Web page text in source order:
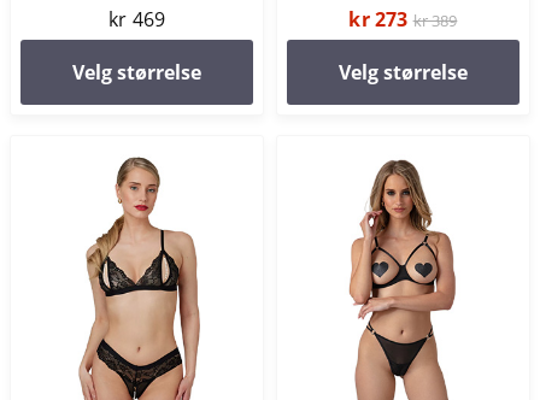
kr 469
Velg størrelse
kr 273 kr 389
Velg størrelse